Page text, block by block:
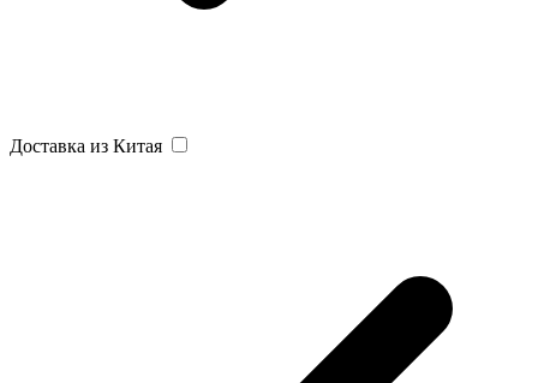
Доставка из Китая